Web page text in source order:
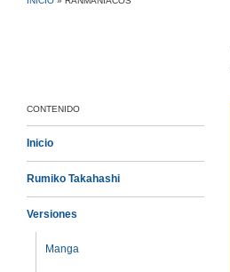
CONTENIDO
Inicio
Rumiko Takahashi
Versiones
Manga